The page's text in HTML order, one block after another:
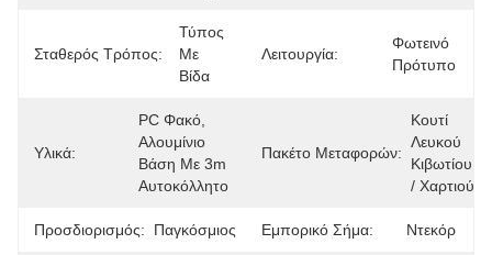
Σταθερός Τρόπος:
Τύπος
Με
Βίδα
Λειτουργία:
Φωτεινό
Πρότυπο
Υλικά:
PC Φακό,
Αλουμίνιο
Βάση Με 3m
Αυτοκόλλητο
Πακέτο Μεταφορών:
Κουτί
Λευκού
Κιβωτίου
/ Χαρτιού
Προσδιορισμός: Παγκόσμιος Εμπορικό Σήμα: Ντεκόρ